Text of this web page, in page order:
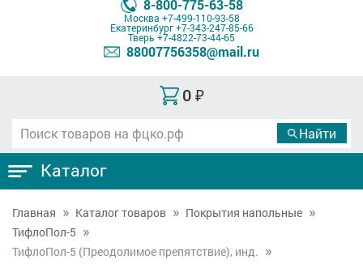
8-800-775-63-58
Москва +7-499-110-93-58
Екатеринбург+7-343-247-85-66
Тверь +7-4822-73-44-65
88007756358@mail.ru
0 ₽
Каталог
Главная Каталог товаров
Покрытия напольные
ТифлоПол-5
ТифлоПол-5 (Преодолимое препятствие), инд.